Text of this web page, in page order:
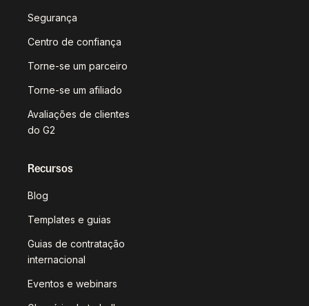
Segurança
Centro de confiança
Torne-se um parceiro
Torne-se um afiliado
Avaliações de clientes
do G2
Recursos
Blog
Templates e guias
Guias de contratação
internacional
Eventos e webinars